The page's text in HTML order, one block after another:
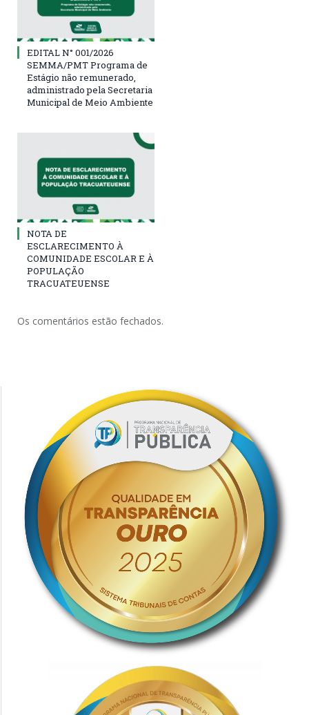
EDITAL N° 001/2026
SEMMA/PMT Programa de
Estágio não remunerado,
administrado pela Secretaria
Municipal de Meio Ambiente
NOTA DE
ESCLARECIMENTO À
COMUNIDADE ESCOLAR E À
POPULAÇÃO
TRACUATEUENSE
Os comentários estão fechados.